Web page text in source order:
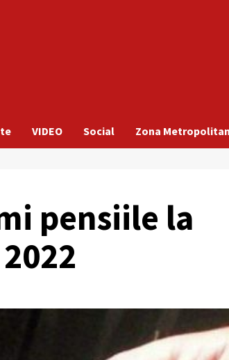
VIDEO Social Zona
pensiile la